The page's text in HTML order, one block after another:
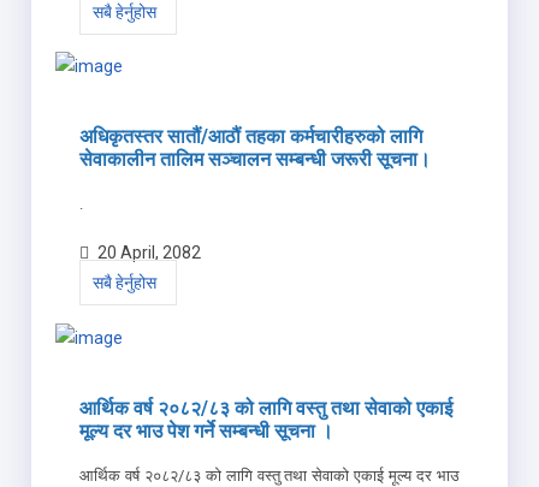
सबै हेर्नुहोस
अधिकृतस्तर सातौं/आठौं तहका कर्मचारीहरुको लागि
सेवाकालीन तालिम सञ्चालन सम्बन्धी जरूरी सूचना।
.
20 April, 2082
सबै हेर्नुहोस
आर्थिक वर्ष २०८२/८३ को लागि वस्तु तथा सेवाको एकाई
मूल्य दर भाउ पेश गर्ने सम्बन्धी सूचना ।
आर्थिक वर्ष २०८२/८३ को लागि वस्तु तथा सेवाको एकाई मूल्य दर भाउ